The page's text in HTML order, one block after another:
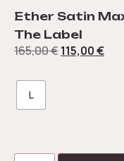
Ether Satin
The Label
165,00€115,00€
L